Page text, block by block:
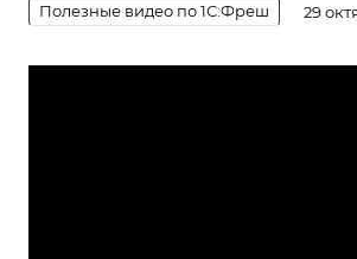
Полезные видео по 1С:Фреш 29